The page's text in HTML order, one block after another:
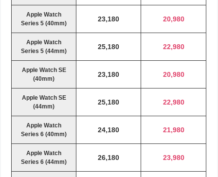
Apple Watch
Series 5 (40mm)
23,180 20,980
Apple Watch
Series 5 (44mm)
25,180 22,980
Apple Watch SE
(40mm)
23,180 20,980
Apple Watch SE
(44mm)
25,180 22,980
Apple Watch
Series 6 (40mm)
24,180 21,980
Apple Watch
Series 6 (44mm)
26,180 23,980